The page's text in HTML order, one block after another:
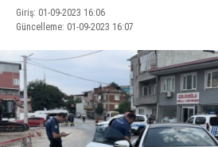
Giriş: 01-09-2023 16:06
Güncelleme: 01-09-2023 16:07